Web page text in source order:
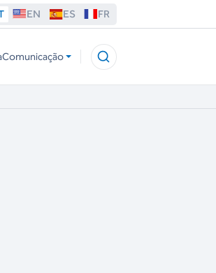
EN ES FR
Comunicação